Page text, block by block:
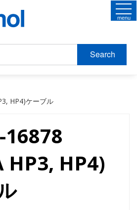
Search
menu
HP4)ケーブル
HP3, HP4)